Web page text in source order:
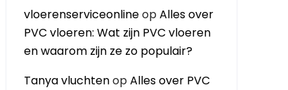
vloerenserviceonlineopAlles over
PVC vloeren: Wat zijn PVC vloeren
en waarom zijn ze zo populair?
Tanya vluchtenopAlles over PVC